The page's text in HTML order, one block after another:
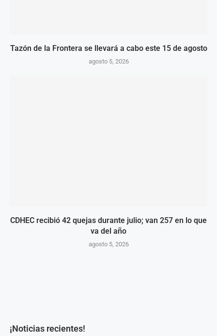
Tazón de la Frontera se llevará a cabo este 15 de agosto
agosto 5, 2026
CDHEC recibió 42 quejas durante julio; van 257 en lo que
va del año
agosto 5, 2026
¡Noticias recientes!